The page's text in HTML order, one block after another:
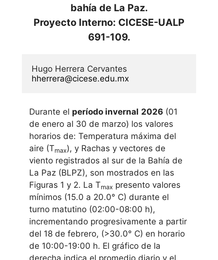
bahía de La Paz.
Proyecto Interno: CICESE-UALP
691-109.
Hugo Herrera Cervantes
hherrera@cicese.edu.mx
Durante el período invernal 2026 (01
de enero al 30 de marzo) los valores
horarios de: Temperatura máxima del
aire (Tmax), y Rachas y vectores de
viento registrados al sur de la Bahía de
La Paz (BLPZ), son mostrados en las
Figuras 1 y 2. La Tmax presento valores
mínimos (15.0 a 20.0° C) durante el
turno matutino (02:00-08:00 h),
incrementando progresivamente a partir
del 18 de febrero, (>30.0° C) en horario
de 10:00-19:00 h. El gráfico de la
derecha indica el promedio diario y el